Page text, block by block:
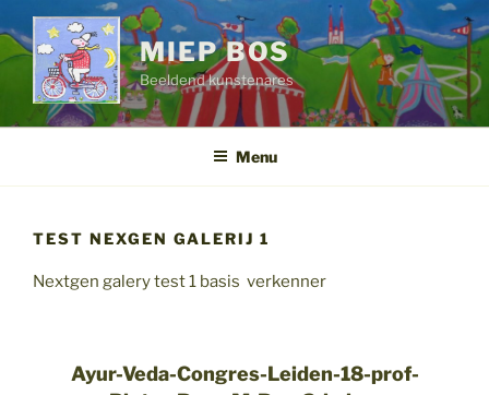
naar
de
inhoud
MIEP BOS
Beeldend kunstenares
Menu
TEST NEXGEN GALERIJ 1
Nextgen galery test 1 basis verkenner
Ayur-Veda-Congres-Leiden-18-prof-